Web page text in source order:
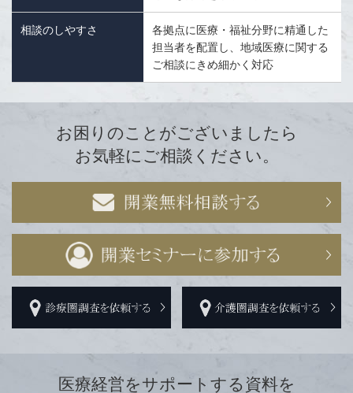
相談のしやすさ
各拠点に医療・福祉分野に精通した
担当者を配置し、地域医療に関する
ご相談にきめ細かく対応
お困りのことがございましたら
お気軽にご相談ください。
医療経営をサポートする資料を